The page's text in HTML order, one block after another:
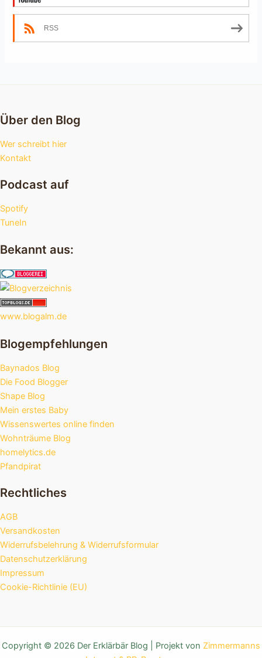
RSS
Über den Blog
Wer schreibt hier
Kontakt
Podcast auf
Spotify
TuneIn
Bekannt aus:
www.blogalm.de
Blogempfehlungen
Baynados Blog
Die Food Blogger
Shape Blog
Mein erstes Baby
Wissenswertes online finden
Wohnträume Blog
homelytics.de
Pfandpirat
Rechtliches
AGB
Versandkosten
Widerrufsbelehrung & Widerrufsformular
Datenschutzerklärung
Impressum
Cookie-Richtlinie (EU)
Copyright © 2026 Der Erklärbär Blog | Projekt von Zimmermanns